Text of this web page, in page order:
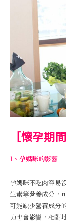
［懷孕期
1、孕媽咪的影響
孕媽咪不吃肉容易
生素等營養成分，
可能缺少營養成分
力也會影響，相對